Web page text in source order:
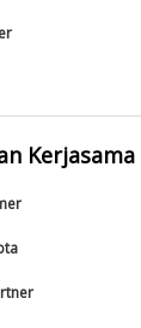
Kerjasama